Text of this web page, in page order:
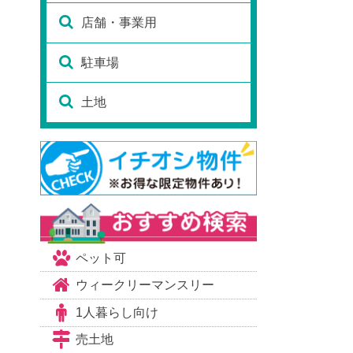
店舗・事業用
駐車場
土地
ペット可
ウィークリーマンスリー
1人暮らし向け
売土地